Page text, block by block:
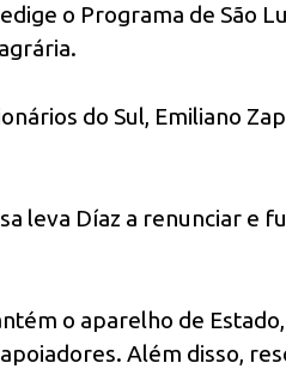
o Programa de São
do Sul, Emiliano
leva Díaz a renunciar e
o aparelho de
Além disso,